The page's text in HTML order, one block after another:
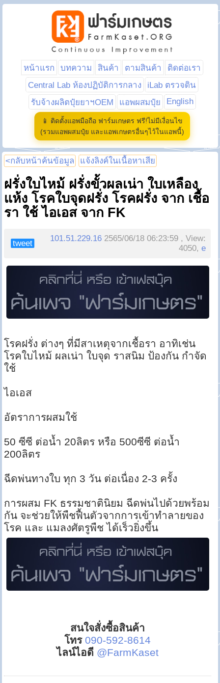
หน้าแรก บทความ สินค้า ตามสินค้า
ติดต่อเรา
Central Lab ห้องปฏิบัติการกลาง
iLab ตรวจดิน
รับจ้างผลิตปุ๋ยยาฯOEM
แอพผสมปุ๋ย English
📱 ติดตั้งแอพมือถือ ฟาร์มเกษตร ฟรี!ไม่มีเงื่อนไข
(รวมแอพผสมปุ๋ย และแอพเกษตรอื่นๆไว้ในแอพนี้)
<กลับหน้าค้นข้อมูล แจ้งลิงค์ในเนื้อหาเสีย
ฝรั่งใบไหม้ ฝรั่งขั้วผลเน่า ใบเหลือง
แห้ง โรคใบจุดฝรั่ง โรคฝรั่ง จาก เชื้อ
รา ใช้ ไอเอส จาก FK
tweet
101.51.229.16 2565/06/18 06:23:59 , View:
4050,e
โรคฝรั่ง ต่างๆ ที่มีสาเหตุจากเชื้อรา อาทิเช่น
โรคใบไหม้ ผลเน่า ใบจุด ราสนิม ป้องกัน กำจัด
ใช้
ไอเอส
อัตราการผสมใช้
50 ซีซี ต่อน้ำ 20ลิตร หรือ 500ซีซี ต่อน้ำ
200ลิตร
ฉีดพ่นทางใบ ทุก 3 วัน ต่อเนื่อง 2-3 ครั้ง
การผสม FK ธรรมชาตินิยม ฉีดพ่นไปด้วยพร้อม
กัน จะช่วยให้พืชฟื้นตัวจากการเข้าทำลายของ
โรค และ แมลงศัตรูพืช ได้เร็วยิ่งขึ้น
สนใจสั่งซื้อสินค้า
โทร 090-592-8614
ไลน์ไอดี @FarmKaset